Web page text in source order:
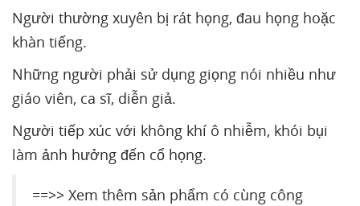
Người thường xuyên bị rát họng, đau họng hoặc
khàn tiếng.
Những người phải sử dụng giọng nói nhiều như
giáo viên, ca sĩ, diễn giả.
Người tiếp xúc với không khí ô nhiễm, khói bụi
làm ảnh hưởng đến cổ họng.
==>> Xem thêm sản phẩm có cùng công